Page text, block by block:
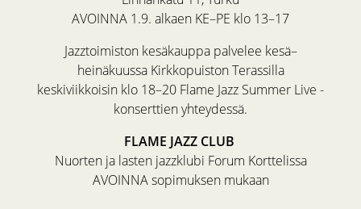
AVOINNA 1.9. alkaen KE–PE klo 13–17
Jazztoimiston kesäkauppa palvelee kesä–
heinäkuussa Kirkkopuiston Terassilla
keskiviikkoisin klo 18–20 Flame Jazz Summer Live -
konserttien yhteydessä.
FLAME JAZZ CLUB
Nuorten ja lasten jazzklubi Forum Korttelissa
AVOINNA sopimuksen mukaan